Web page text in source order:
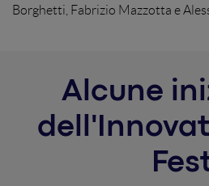
Borghetti, Fabrizio Mazzotta e
Alcune